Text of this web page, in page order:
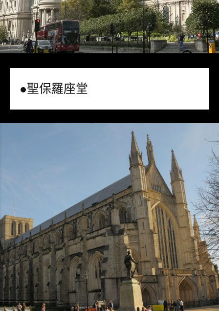
●聖保羅座堂